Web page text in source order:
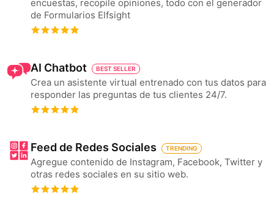
encuestas, recopile opiniones, todo con el generador
de Formularios Elfsight
AI Chatbot BEST SELLER
Crea un asistente virtual entrenado con tus datos para
responder las preguntas de tus clientes 24/7.
Feed de Redes Sociales TRENDING
Agregue contenido de Instagram, Facebook, Twitter y
otras redes sociales en su sitio web.